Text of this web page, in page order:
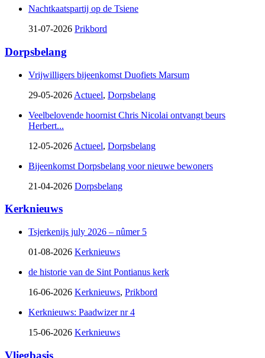
Nachtkaatspartij op de Tsiene
31-07-2026 Prikbord
Dorpsbelang
Vrijwilligers bijeenkomst Duofiets Marsum
29-05-2026 Actueel, Dorpsbelang
Veelbelovende hoornist Chris Nicolai ontvangt beurs
Herbert...
12-05-2026 Actueel, Dorpsbelang
Bijeenkomst Dorpsbelang voor nieuwe bewoners
21-04-2026 Dorpsbelang
Kerknieuws
Tsjerkenijs july 2026 – nûmer 5
01-08-2026 Kerknieuws
de historie van de Sint Pontianus kerk
16-06-2026 Kerknieuws, Prikbord
Kerknieuws: Paadwizer nr 4
15-06-2026 Kerknieuws
Vliegbasis